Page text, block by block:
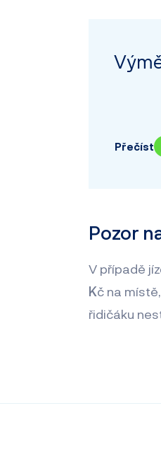
Přečíst
Pozor
V případě
Kč na
řidičáku